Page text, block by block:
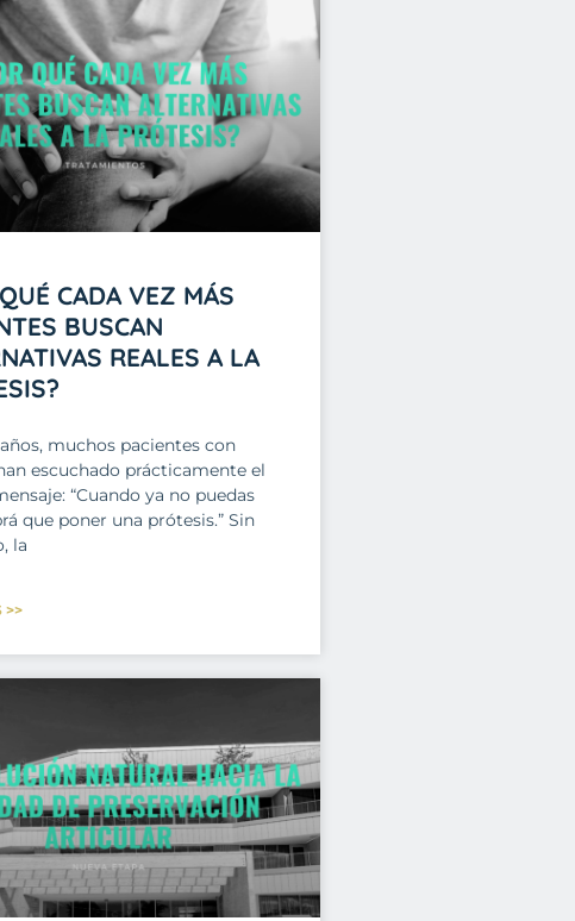
CADA VEZ MÁS
BUSCAN
REALES A LA
muchos pacientes con
escuchado prácticamente el
“Cuando ya no puedas
que poner una prótesis.” Sin
la
>>